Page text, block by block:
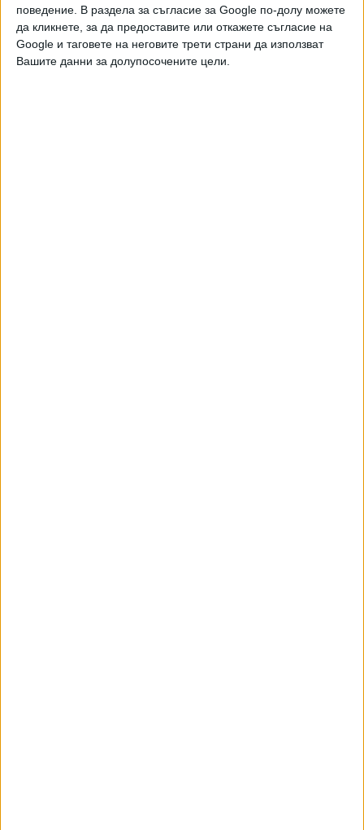
поведение. В раздела за съгласие за Google по-долу можете
да кликнете, за да предоставите или откажете съгласие на
Google и таговете на неговите трети страни да използват
Вашите данни за долупосочените цели.
Дни преди изборите службите за разузнаване на
Словения заявиха, че са установили чуждестранна
намеса в предизборната кампания - Янез Янша наел
изреалската компанията Black Cube, за да дескридитира